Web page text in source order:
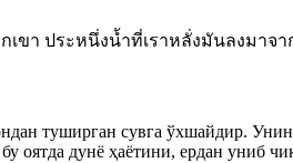
เขา ประหนึ่งน้ำที่เราหลั่งมันลงม
туширган сувга ўхшайдир.
оятда дунё ҳаётини, ердан